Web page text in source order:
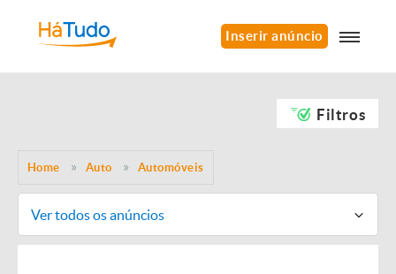
Inserir anúncio
Filtros
Home Auto Automóveis
Ver todos os anúncios